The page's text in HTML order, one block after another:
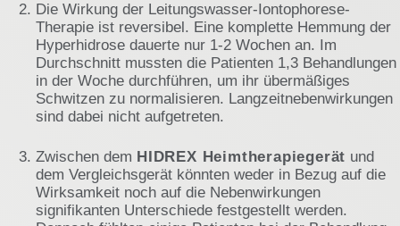
Die Wirkung der Leitungswasser-Iontophorese-
Therapie ist reversibel. Eine komplette Hemmung der
Hyperhidrose dauerte nur 1-2 Wochen an. Im
Durchschnitt mussten die Patienten 1,3 Behandlungen
in der Woche durchführen, um ihr übermäßiges
Schwitzen zu normalisieren. Langzeitnebenwirkungen
sind dabei nicht aufgetreten.
Zwischen dem HIDREX Heimtherapiegerät und
dem Vergleichsgerät könnten weder in Bezug auf die
Wirksamkeit noch auf die Nebenwirkungen
signifikanten Unterschiede festgestellt werden.